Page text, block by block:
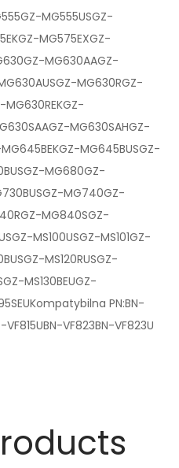
MG555USGZ-
MG575EXGZ-
MG630AAGZ-
MG630RGZ-
MG630SAHGZ-
MG645BUSGZ-
MG680GZ-
MG740GZ-
MG840SGZ-
MS100USGZ-MS101GZ-
MS120RUSGZ-
MS130BEUGZ-
PN:BN-
VF823BN-VF823U